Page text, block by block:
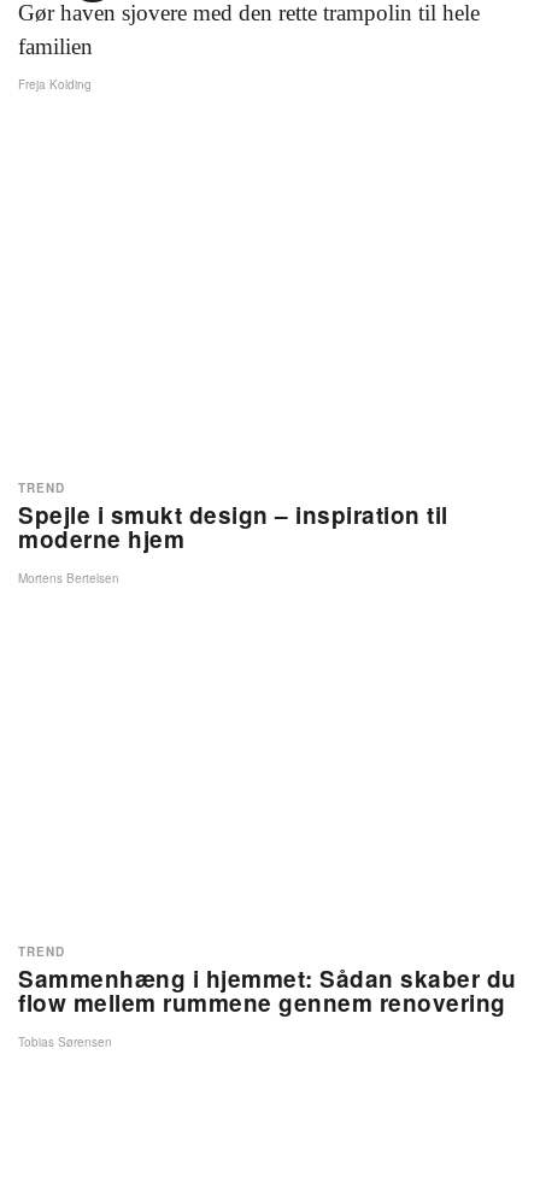
Gør haven sjovere med den rette trampolin til hele
familien
Freja Kolding
Spejle i smukt design – inspiration til
moderne hjem
TREND
Mortens Bertelsen
Sammenhæng i hjemmet: Sådan skaber du
flow mellem rummene gennem renovering
TREND
Tobias Sørensen